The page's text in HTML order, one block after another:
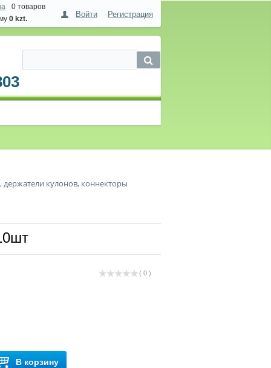
0 товаров
0 kzt. Войти Регистрация
держатели кулонов, коннекторы
( 0 )
В корзину